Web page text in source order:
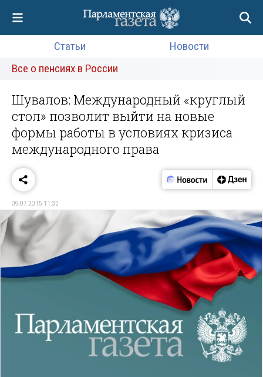
Статьи
Новости
Все о пенсиях в России
Шувалов: Международный «круглый
стол» позволит выйти на новые
формы работы в условиях кризиса
международного права
09.07.2015 11:32